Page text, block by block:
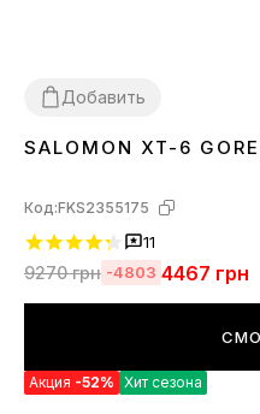
Добавить
3637 38 394041 42 43 4445
SALOMON XT-6
Код:FKS2355175
11
9270грн -4803 4467 грн
Акция -52% Хит сезона